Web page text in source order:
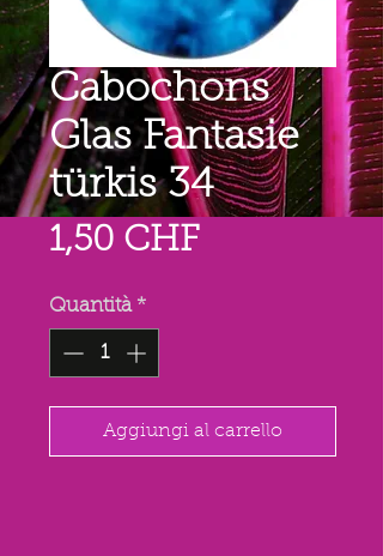
Cabochons
Glas Fantasie
türkis 34
1,50 CHFPrezzo
Quantità *
Aggiungi al carrello